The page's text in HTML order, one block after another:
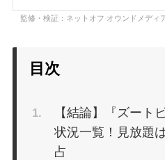
監修・検証：ネットオフ オウンドメディ
目次
【結論】『ズート
状況一覧！見放題
占